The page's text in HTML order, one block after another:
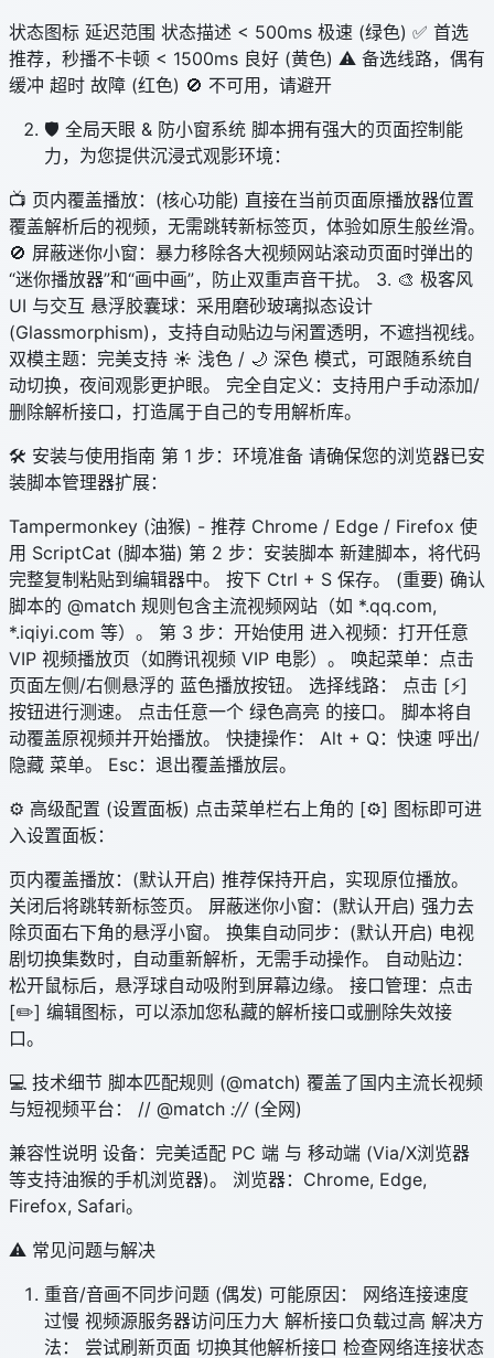
状态图标 延迟范围 状态描述 < 500ms 极速 (绿色) ✅ 首选
推荐，秒播不卡顿 < 1500ms 良好 (黄色) ⚠️ 备选线路，偶有
缓冲 超时 故障 (红色) 🚫 不可用，请避开
🛡️ 全局天眼 & 防小窗系统 脚本拥有强大的页面控制能
力，为您提供沉浸式观影环境：
📺 页内覆盖播放：(核心功能) 直接在当前页面原播放器位置
覆盖解析后的视频，无需跳转新标签页，体验如原生般丝滑。
🚫 屏蔽迷你小窗：暴力移除各大视频网站滚动页面时弹出的
“迷你播放器”和“画中画”，防止双重声音干扰。 3. 🎨 极客风
UI 与交互 悬浮胶囊球：采用磨砂玻璃拟态设计
(Glassmorphism)，支持自动贴边与闲置透明，不遮挡视线。
双模主题：完美支持 ☀️ 浅色 / 🌙 深色 模式，可跟随系统自
动切换，夜间观影更护眼。 完全自定义：支持用户手动添加/
删除解析接口，打造属于自己的专用解析库。
🛠️ 安装与使用指南 第 1 步：环境准备 请确保您的浏览器已安
装脚本管理器扩展：
Tampermonkey (油猴) - 推荐 Chrome / Edge / Firefox 使
用 ScriptCat (脚本猫) 第 2 步：安装脚本 新建脚本，将代码
完整复制粘贴到编辑器中。 按下 Ctrl + S 保存。 (重要) 确认
脚本的 @match 规则包含主流视频网站（如 *.qq.com,
*.iqiyi.com 等）。 第 3 步：开始使用 进入视频：打开任意
VIP 视频播放页（如腾讯视频 VIP 电影）。 唤起菜单：点击
页面左侧/右侧悬浮的 蓝色播放按钮。 选择线路： 点击 [⚡]
按钮进行测速。 点击任意一个 绿色高亮 的接口。 脚本将自
动覆盖原视频并开始播放。 快捷操作： Alt + Q：快速 呼出/
隐藏 菜单。 Esc：退出覆盖播放层。
⚙️ 高级配置 (设置面板) 点击菜单栏右上角的 [⚙️] 图标即可进
入设置面板：
页内覆盖播放：(默认开启) 推荐保持开启，实现原位播放。
关闭后将跳转新标签页。 屏蔽迷你小窗：(默认开启) 强力去
除页面右下角的悬浮小窗。 换集自动同步：(默认开启) 电视
剧切换集数时，自动重新解析，无需手动操作。 自动贴边：
松开鼠标后，悬浮球自动吸附到屏幕边缘。 接口管理：点击
[✏️] 编辑图标，可以添加您私藏的解析接口或删除失效接
口。
💻 技术细节 脚本匹配规则 (@match) 覆盖了国内主流长视频
与短视频平台： // @match ://(全网)
兼容性说明 设备：完美适配 PC 端 与 移动端 (Via/X浏览器
等支持油猴的手机浏览器)。 浏览器：Chrome, Edge,
Firefox, Safari。
⚠ 常见问题与解决
重音/音画不同步问题 (偶发) 可能原因： 网络连接速度
过慢 视频源服务器访问压力大 解析接口负载过高 解决方
法： 尝试刷新页面 切换其他解析接口 检查网络连接状态